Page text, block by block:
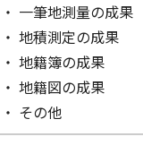
・ 一筆地測量の成果
・ 地積測定の成果
・ 地籍簿の成果
・ 地籍図の成果
・ その他